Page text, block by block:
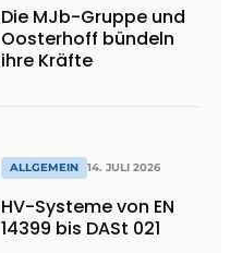
Die MJb-Gruppe und
Oosterhoff bündeln
ihre Kräfte
ALLGEMEIN 14. JULI 2026
HV-Systeme von EN
14399 bis DASt 021